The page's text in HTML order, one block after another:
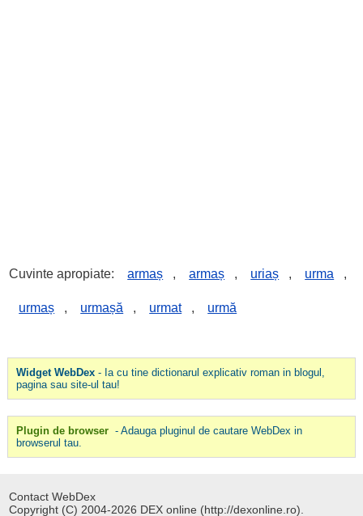
Cuvinte apropiate: armaș , armaș , uriaș , urma ,
urmaș , urmașă , urmat , urmă
Widget WebDex- Ia cu tine dictionarul explicativ roman in blogul,
pagina sau site-ul tau!
Plugin de browser - Adauga pluginul de cautare WebDex in
browserul tau.
Contact WebDex
Copyright (C) 2004-2026 DEX online (http://dexonline.ro).